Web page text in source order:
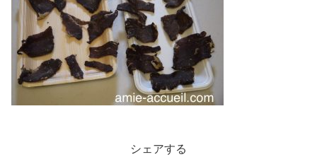
シェアする